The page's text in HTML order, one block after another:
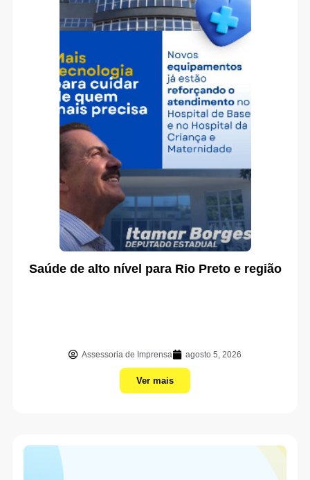
Saúde de alto nível para Rio Preto e região
Assessoria de Imprensa agosto 5, 2026
Ver mais